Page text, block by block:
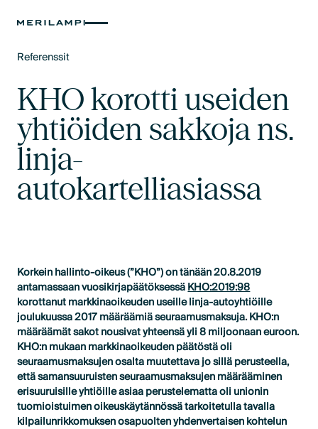
Referenssit
KHO korotti useiden
yhtiöiden sakkoja ns.
linja-
autokartelliasiassa
Korkein hallinto-oikeus (”KHO”) on tänään 20.8.2019
antamassaan vuosikirjapäätöksessäKHO:2019:98
korottanut markkinaoikeuden useille linja-autoyhtiöille
joulukuussa 2017 määräämiä seuraamusmaksuja. KHO:n
määräämät sakot nousivat yhteensä yli 8 miljoonaan euroon.
KHO:n mukaan markkinaoikeuden päätöstä oli
seuraamusmaksujen osalta muutettava jo sillä perusteella,
että samansuuruisten seuraamusmaksujen määrääminen
erisuuruisille yhtiöille asiaa perustelematta oli unionin
tuomioistuimen oikeuskäytännössä tarkoitetulla tavalla
kilpailunrikkomuksen osapuolten yhdenvertaisen kohtelun